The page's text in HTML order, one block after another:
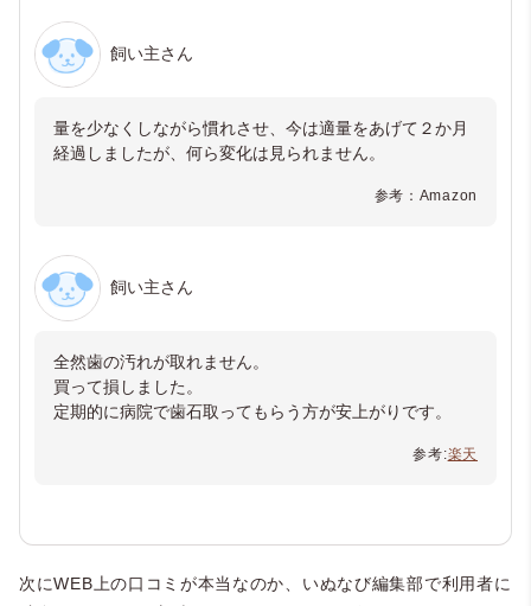
飼い主さん
量を少なくしながら慣れさせ、今は適量をあげて２か月
経過しましたが、何ら変化は見られません。
参考：Amazon
飼い主さん
全然歯の汚れが取れません。
買って損しました。
定期的に病院で歯石取ってもらう方が安上がりです。
参考:楽天
次にWEB上の口コミが本当なのか、いぬなび編集部で利用者に